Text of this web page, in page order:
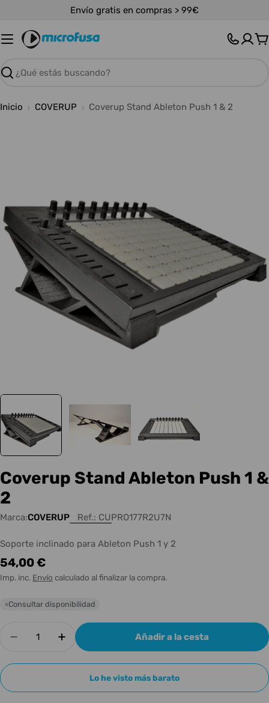
contenido
Envío gratis en compras > 99€
Buscar
Inicio COVERUP Coverup Stand Ableton Push 1 & 2
medios 0 en modal
Coverup Stand Ableton Push 1 &
2
Marca:COVERUP Ref.: CUPRO177R2U7N
Soporte inclinado para Ableton Push 1 y 2
Precio
habitual
54,00 €
Imp. inc. Envío calculado al finalizar la compra.
○Consultar disponibilidad
Disminuir cantidad para Coverup Stand
Aumentar cantidad para Coverup
Añadir a la cesta
Lo he visto más barato